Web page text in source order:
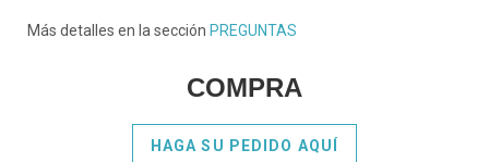
Más detalles en la sección PREGUNTAS
COMPRA
HAGA SU PEDIDO AQUÍ